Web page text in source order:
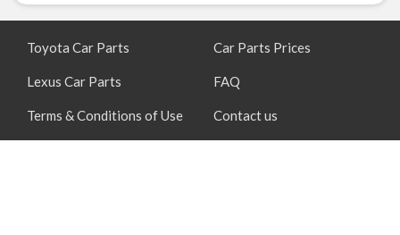
Toyota Car Parts
Lexus Car Parts
Terms & Conditions of Use
Car Parts Prices
FAQ
Contact us